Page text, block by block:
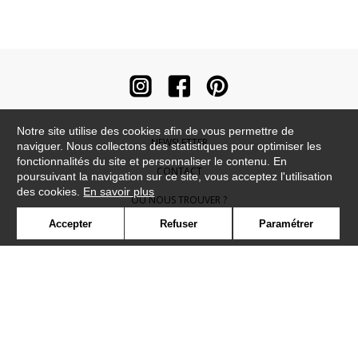
NEWSLETTER
CONTACT
OÙ NOUS TROUVER ?
CONTRACT
Notre site utilise des cookies afin de vous permettre de
naviguer. Nous collectons des statistiques pour optimiser les
fonctionnalités du site et personnaliser le contenu. En
poursuivant la navigation sur ce site, vous acceptez l'utilisation
des cookies. En savoir plus
Accepter Refuser Paramétrer